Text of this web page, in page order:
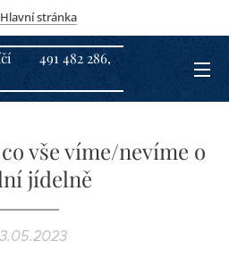
Hlavní stránka
491 482 286,
vše víme/nevíme o
jídelně